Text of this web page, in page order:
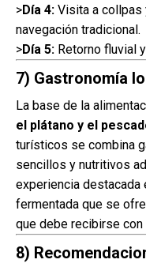
>Día 4: Visita a collpas
navegación tradicional.
>Día 5: Retorno fluvial
7) Gastronomía
La base de la
el plátano y el
turísticos se combina
sencillos y nutritivos
experiencia destacada
fermentada que se
que debe recibirse
8)